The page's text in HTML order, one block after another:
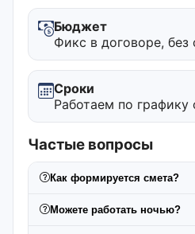
Бюджет
Фикс в договоре, без
Сроки
Работаем по графику
Частые вопросы
Как формируется смета?
Можете работать ночью?